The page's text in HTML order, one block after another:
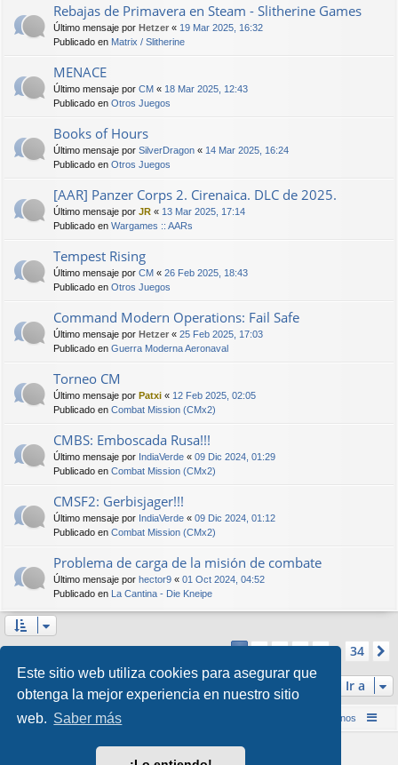
Este sitio web utiliza cookies para asegurar que
obtenga la mejor experiencia en nuestro sitio
web. Saber más
Rebajas de Primavera en Steam - Slitherine Games
Último mensaje por Hetzer « 19 Mar 2025, 16:32
Publicado en Matrix / Slitherine
MENACE
Último mensaje por CM « 18 Mar 2025, 12:43
Publicado en Otros Juegos
Books of Hours
Último mensaje por SilverDragon « 14 Mar 2025, 16:24
Publicado en Otros Juegos
[AAR] Panzer Corps 2. Cirenaica. DLC de 2025.
Último mensaje por JR « 13 Mar 2025, 17:14
Publicado en Wargames :: AARs
Tempest Rising
Último mensaje por CM « 26 Feb 2025, 18:43
Publicado en Otros Juegos
Command Modern Operations: Fail Safe
Último mensaje por Hetzer « 25 Feb 2025, 17:03
Publicado en Guerra Moderna Aeronaval
Torneo CM
Último mensaje por Patxi « 12 Feb 2025, 02:05
Publicado en Combat Mission (CMx2)
CMBS: Emboscada Rusa!!!
Último mensaje por IndiaVerde « 09 Dic 2024, 01:29
Publicado en Combat Mission (CMx2)
CMSF2: Gerbisjager!!!
Último mensaje por IndiaVerde « 09 Dic 2024, 01:12
Publicado en Combat Mission (CMx2)
Problema de carga de la misión de combate
Último mensaje por hector9 « 01 Oct 2024, 04:52
Publicado en La Cantina - Die Kneipe
Página1de34
1 2 3 4 5 … 34
Ir a
Inicio (Web) Foro Punta de Lanza Wargames Contáctenos
Desarrollado porphpBB® Forum Software © phpBB Limited